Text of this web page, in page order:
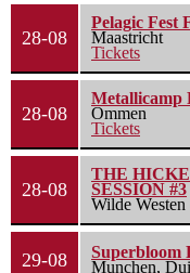
28-08
Pelagic Fest
Maastricht
Tickets
28-08
Metallicamp
Ommen
Tickets
28-08
THE
SESSION #3
Wilde
29-08
Superbloom
Munchen,